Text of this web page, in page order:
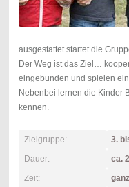
ausgestattet startet die
Der Weg ist das Ziel…
eingebunden und spielen
Nebenbei lernen die Kinder
kennen.
Zielgruppe:
3.
Dauer:
ca.
Zeit: